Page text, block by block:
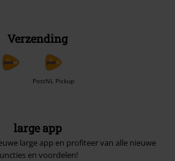
Verzending
PostNL Pickup
large app
large app en profiteer van alle nieuwe
en voordelen!